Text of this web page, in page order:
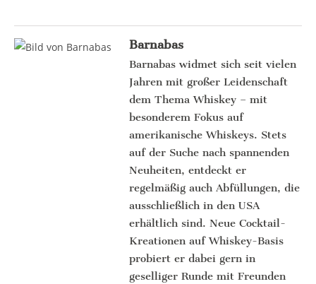
Barnabas
Barnabas widmet sich seit vielen
Jahren mit großer Leidenschaft
dem Thema Whiskey – mit
besonderem Fokus auf
amerikanische Whiskeys. Stets
auf der Suche nach spannenden
Neuheiten, entdeckt er
regelmäßig auch Abfüllungen, die
ausschließlich in den USA
erhältlich sind. Neue Cocktail-
Kreationen auf Whiskey-Basis
probiert er dabei gern in
geselliger Runde mit Freunden